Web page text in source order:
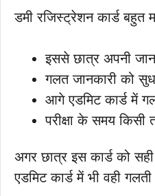
डमी रजिस्ट्रेशन कार्ड बहुत
इससे छात्र अपनी
गलत जानकारी को
आगे एडमिट कार्ड में
परीक्षा के समय किसी
अगर छात्र इस कार्ड को
एडमिट कार्ड में भी वही